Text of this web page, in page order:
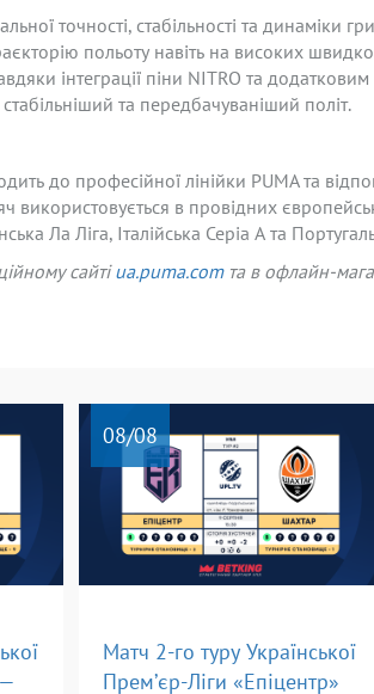
точності, стабільності та динаміки
польоту навіть на високих
інтеграції піни NITRO та
та передбачуваніший політ.
до професійної лінійки PUMA та
використовується в провідних
Ла Ліга, Італійська Серіа А та
сайтіua.puma.com та в офлайн-
08/08
Матч 2-го туру Української
Прем’єр-Ліги «Епіцентр»